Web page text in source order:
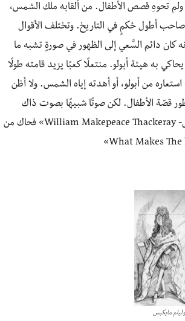
تحوهِ قصص الأطفال. من ألقابه ملك الشمس،
أطول حُكمٍ في التاريخ. وتختلف الأقوال
كان دائم السَّعي إلى الظهور في صورةٍ تشبه ما
به هيئة أبولو. منتعلًا كعبًا يزيد قامته طولًا
من أبولو، أو أهدته إياه الشمس. ولا أظن
قصّة الأطفال. لكن صوتًا شبيهًا بصوت ذاك
الصبي البريء، قد تكلَّم في روع الرّسام والروائيّ الإنجليزيّ، «ويليم مايكبس- William Makepeace Thackeray» فحاك من